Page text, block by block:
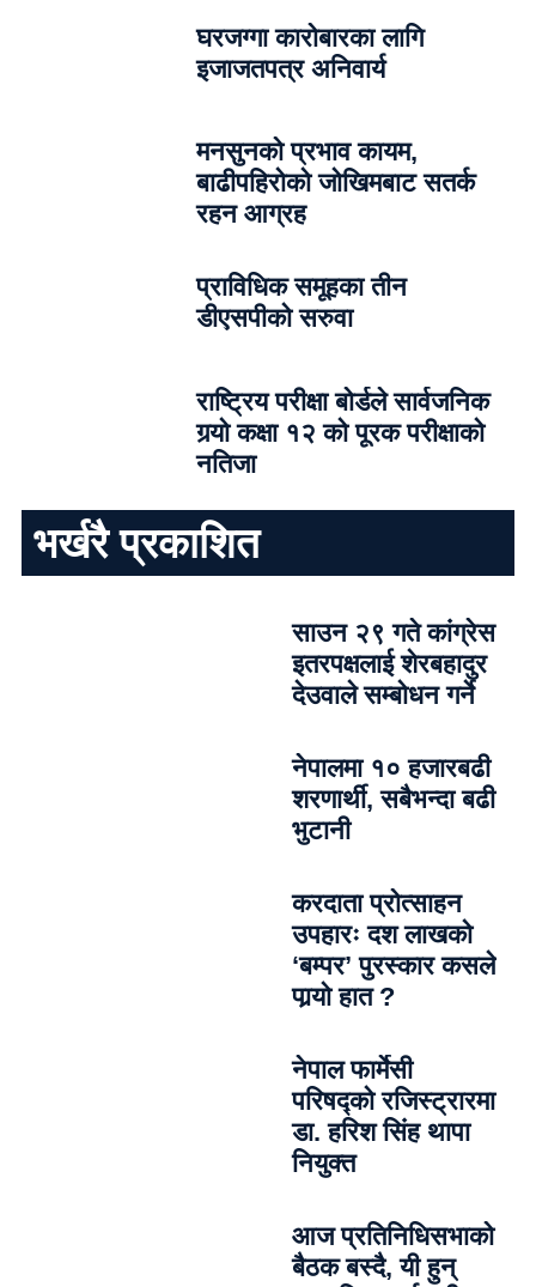
घरजग्गा कारोबारका लागि
इजाजतपत्र अनिवार्य
मनसुनको प्रभाव कायम,
बाढीपहिरोको जोखिमबाट सतर्क
रहन आग्रह
प्राविधिक समूहका तीन
डीएसपीको सरुवा
राष्ट्रिय परीक्षा बोर्डले सार्वजनिक
गर्‍यो कक्षा १२ को पूरक परीक्षाको
नतिजा
भर्खरै प्रकाशित
साउन २९ गते कांग्रेस
इतरपक्षलाई शेरबहादुर
देउवाले सम्बोधन गर्ने
नेपालमा १० हजारबढी
शरणार्थी, सबैभन्दा बढी
भुटानी
करदाता प्रोत्साहन
उपहारः दश लाखको
‘बम्पर’ पुरस्कार कसले
पार्‍याे हात ?
नेपाल फार्मेसी
परिषद्को रजिस्ट्रारमा
डा. हरिश सिंह थापा
नियुक्त
आज प्रतिनिधिसभाको
बैठक बस्दै, यी हुन्